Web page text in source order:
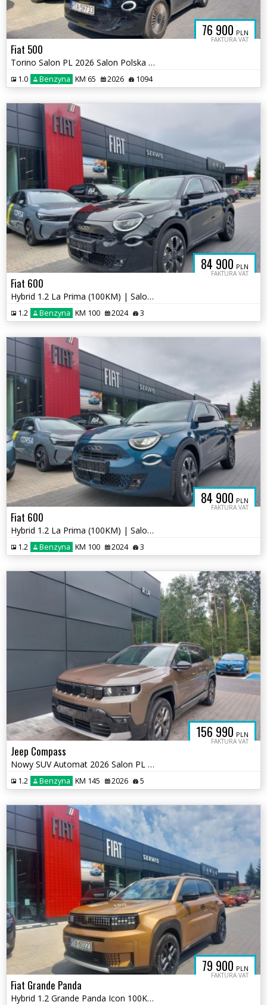
76 900 PLN
FAKTURA VAT
Fiat 500
Torino Salon PL 2026 Salon Polska Hybryda LEDy Kamera Wyposażona Okazj
1.0 Benzyna KM 65 2026 1094
84 900 PLN
FAKTURA VAT
Fiat 600
Hybrid 1.2 La Prima (100KM) | Salon PL | 2024 / Rejestracja 2026
1.2 Benzyna KM 100 2024 3
84 900 PLN
FAKTURA VAT
Fiat 600
Hybrid 1.2 La Prima (100KM) | Salon PL | 2024 / Rejestracja 2026
1.2 Benzyna KM 100 2024 3
156 990 PLN
FAKTURA VAT
Jeep Compass
Nowy SUV Automat 2026 Salon PL e-Hybrid Kamera360
1.2 Benzyna KM 145 2026 5
79 900 PLN
FAKTURA VAT
Fiat Grande Panda
Hybrid 1.2 Grande Panda Icon 100KM | 2026 | DEMO